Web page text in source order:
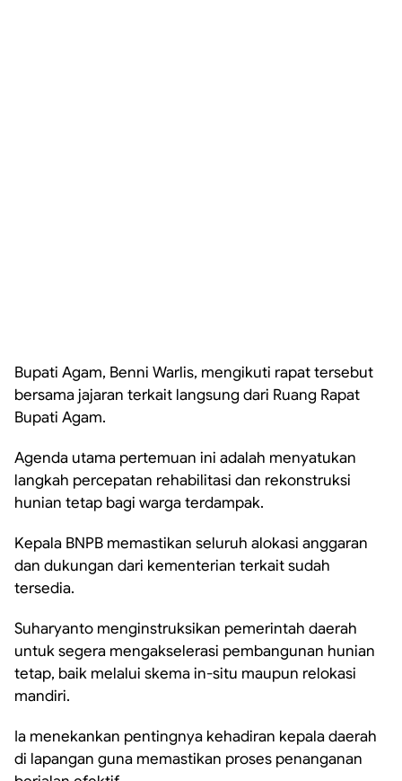
Bupati Agam, Benni Warlis, mengikuti rapat tersebut
bersama jajaran terkait langsung dari Ruang Rapat
Bupati Agam.
Agenda utama pertemuan ini adalah menyatukan
langkah percepatan rehabilitasi dan rekonstruksi
hunian tetap bagi warga terdampak.
Kepala BNPB memastikan seluruh alokasi anggaran
dan dukungan dari kementerian terkait sudah
tersedia.
Suharyanto menginstruksikan pemerintah daerah
untuk segera mengakselerasi pembangunan hunian
tetap, baik melalui skema in-situ maupun relokasi
mandiri.
Ia menekankan pentingnya kehadiran kepala daerah
di lapangan guna memastikan proses penanganan